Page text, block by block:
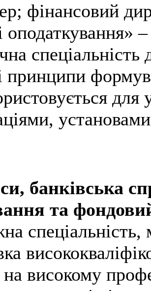
фінансовий
оподаткування»
принципи
банківська
та
спеціальність,
на високому